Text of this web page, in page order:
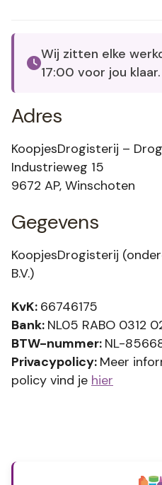
Wij zitten elke
17:00 voor jou klaar.
Adres
KoopjesDrogisterij –
Industrieweg 15
9672 AP, Winschoten
Gegevens
KoopjesDrogisterij
B.V.)
KvK: 66746175
Bank: NL05 RABO 0312
BTW-nummer: NL-
Privacypolicy: Meer
policy vind je hier